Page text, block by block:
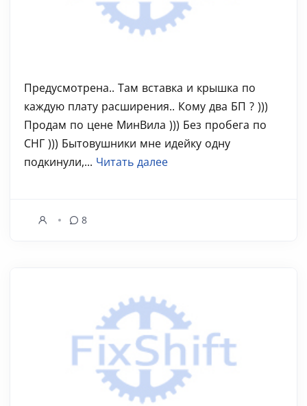
Предусмотрена.. Там вставка и крышка по
каждую плату расширения.. Кому два БП ? )))
Продам по цене МинВила ))) Без пробега по
СНГ ))) Бытовушники мне идейку одну
подкинули,... Читать далее
8